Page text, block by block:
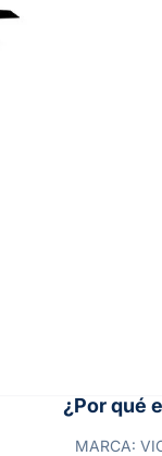
¿Por qué
MARCA: